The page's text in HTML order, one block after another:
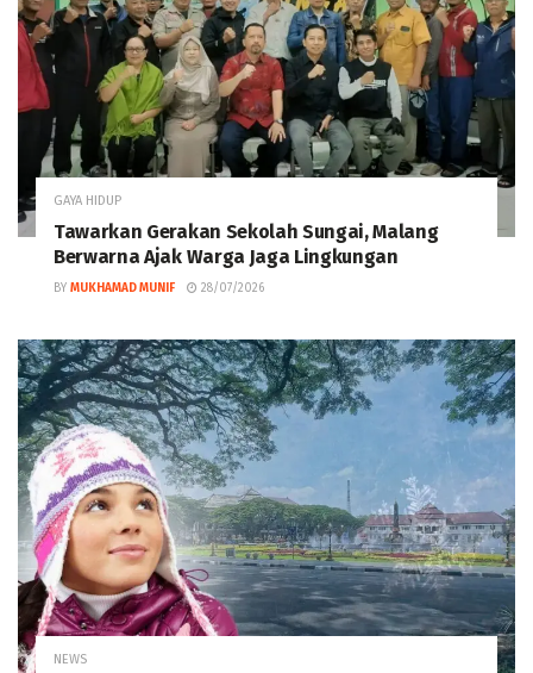
GAYA HIDUP
Tawarkan Gerakan Sekolah Sungai, Malang
Berwarna Ajak Warga Jaga Lingkungan
BY MUKHAMAD MUNIF 28/07/2026
NEWS